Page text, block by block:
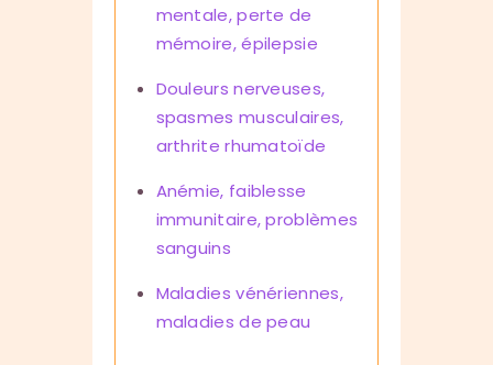
mentale, perte de
mémoire, épilepsie
Douleurs nerveuses,
spasmes musculaires,
arthrite rhumatoïde
Anémie, faiblesse
immunitaire, problèmes
sanguins
Maladies vénériennes,
maladies de peau